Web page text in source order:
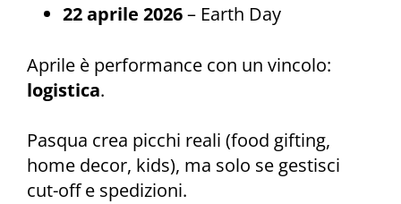
22 aprile 2026– Earth Day
Aprile è performance con un vincolo:
logistica.
Pasqua crea picchi reali (food gifting,
home decor, kids), ma solo se gestisci
cut-off e spedizioni.